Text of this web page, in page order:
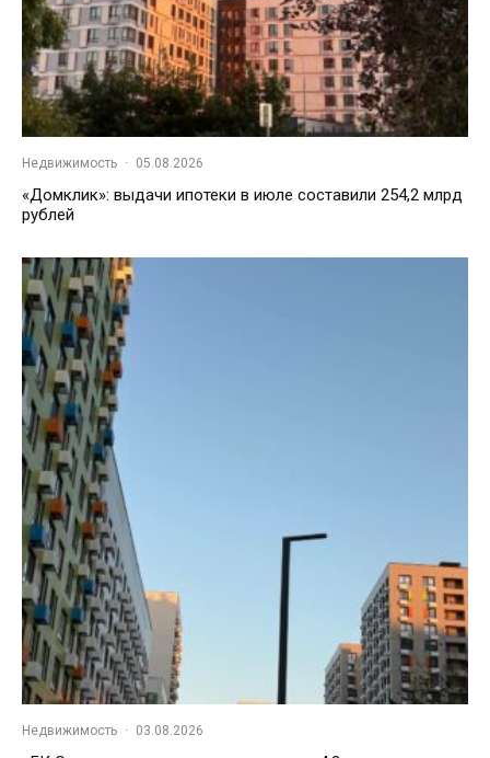
Недвижимость · 05.08.2026
«Домклик»: выдачи ипотеки в июле составили 254,2 млрд
рублей
Недвижимость · 03.08.2026